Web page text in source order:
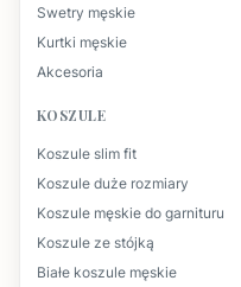
Swetry męskie
Kurtki męskie
Akcesoria
KOSZULE
Koszule slim fit
Koszule duże rozmiary
Koszule męskie do garnituru
Koszule ze stójką
Białe koszule męskie